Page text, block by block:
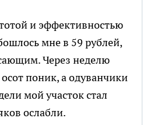
и эффективностью
мне в 59 рублей,
Через неделю
поник, а одуванчики
мой участок стал
ослабли.